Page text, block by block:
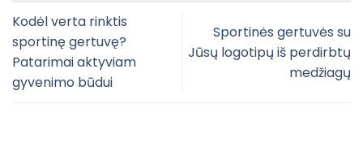
Kodėl verta rinktis
sportinę gertuvę?
Patarimai aktyviam
gyvenimo būdui
Sportinės gertuvės su
Jūsų logotipų iš perdirbtų
medžiagų